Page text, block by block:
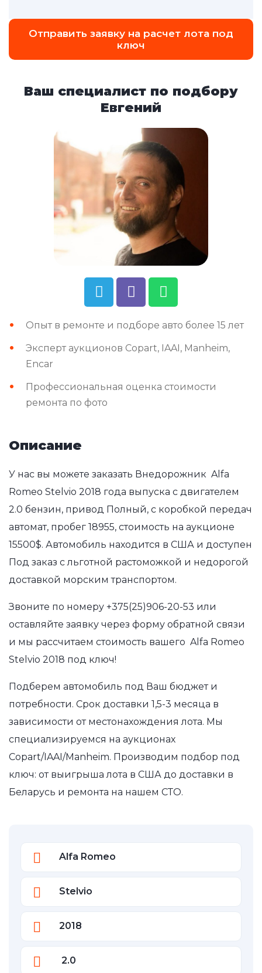
Отправить заявку на расчет лота под
ключ
Ваш специалист по подбору
Евгений
Опыт в ремонте и подборе авто более 15 лет
Эксперт аукционов Copart, IAAI, Manheim,
Encar
Профессиональная оценка стоимости
ремонта по фото
Описание
У нас вы можете заказать Внедорожник Alfa
Romeo Stelvio 2018 года выпуска с двигателем
2.0 бензин, привод Полный, с коробкой передач
автомат, пробег 18955, стоимость на аукционе
15500$. Автомобиль находится в США и доступен
Под заказ с льготной растоможкой и недорогой
доставкой морским транспортом.
Звоните по номеру +375(25)906-20-53 или
оставляйте заявку через форму обратной связи
и мы рассчитаем стоимость вашего Alfa Romeo
Stelvio 2018 под ключ!
Подберем автомобиль под Ваш бюджет и
потребности. Срок доставки 1,5-3 месяца в
зависимости от местонахождения лота. Мы
специализируемся на аукционах
Copart/IAAI/Manheim. Производим подбор под
ключ: от выигрыша лота в США до доставки в
Беларусь и ремонта на нашем СТО.
Alfa Romeo
Stelvio
2018
2.0